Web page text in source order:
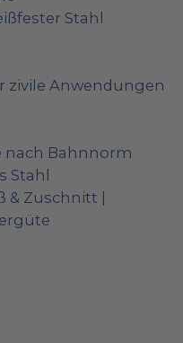
Stahl
zivile Anwendungen
nach Bahnnorm
Stahl
& Zuschnitt |